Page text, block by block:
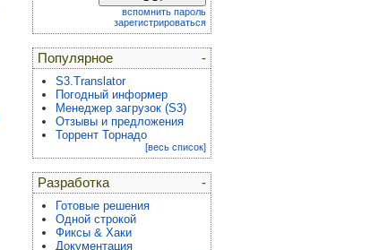
вспомнить пароль
зарегистрироваться
-
Популярное
S3.Translator
Погодный информер
Менеджер загрузок (S3)
Отзывы и предложения
Торрент Торнадо
[весь список]
-
Разработка
Готовые решения
Одной строкой
Фиксы & Хаки
Документация